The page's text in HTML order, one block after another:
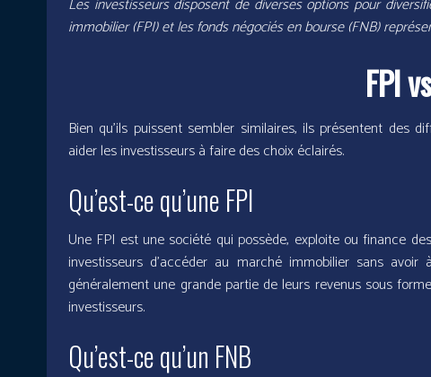
immobilier (FPI) et les fonds négociés en bourse (FNB)
FPI
Bien qu’ils puissent sembler similaires, ils présentent des
aider les investisseurs à faire des choix éclairés.
Qu’est-ce qu’une FPI
Une FPI est une société qui possède, exploite ou finance
investisseurs d’accéder au marché immobilier sans
généralement une grande partie de leurs revenus sous
investisseurs.
Qu’est-ce qu’un FNB